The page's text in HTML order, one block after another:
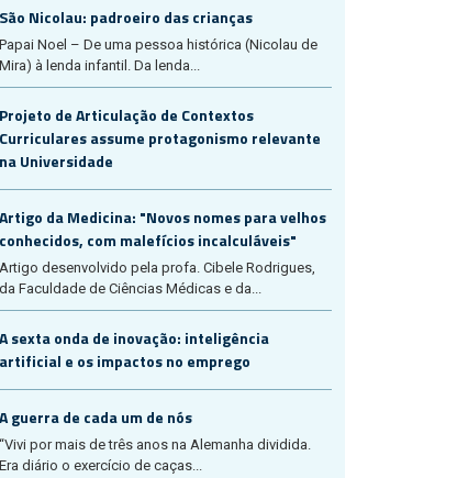
São Nicolau: padroeiro das crianças
Papai Noel – De uma pessoa histórica (Nicolau de
Mira) à lenda infantil. Da lenda...
Projeto de Articulação de Contextos
Curriculares assume protagonismo relevante
na Universidade
Artigo da Medicina: "Novos nomes para velhos
conhecidos, com malefícios incalculáveis"
Artigo desenvolvido pela profa. Cibele Rodrigues,
da Faculdade de Ciências Médicas e da...
A sexta onda de inovação: inteligência
artificial e os impactos no emprego
A guerra de cada um de nós
“Vivi por mais de três anos na Alemanha dividida.
Era diário o exercício de caças...